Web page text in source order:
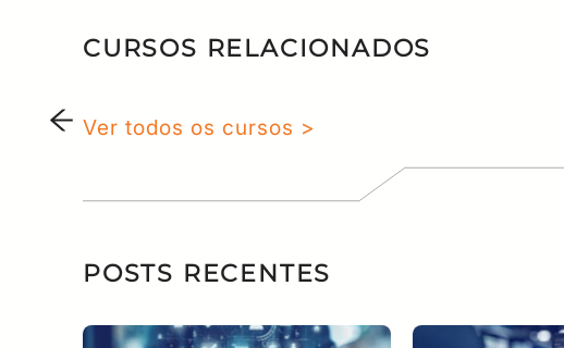
vídeo2.1 – Publicar áudio e vídeo2.2 – Edição de áudio2.3
CURSOS RELACIONADOS
Ver todos os cursos >
POSTS RECENTES